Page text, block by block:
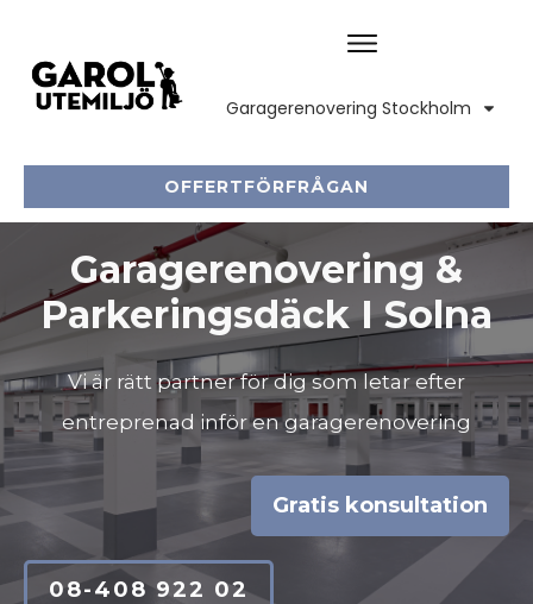
Garagerenovering Stockholm
OFFERTFÖRFRÅGAN
Garagerenovering &
Parkeringsdäck I Solna
Vi är rätt partner för dig som letar efter
entreprenad inför en garagerenovering
Gratis konsultation
08-408 922 02